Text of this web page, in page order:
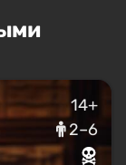
14+
2–6